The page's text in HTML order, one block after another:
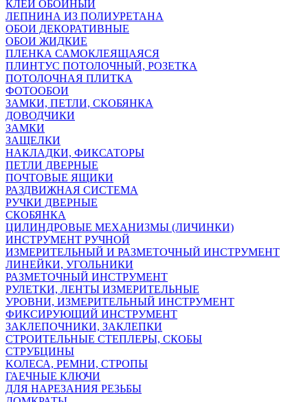
КЛЕЙ ОБОЙНЫЙ
ЛЕПНИНА ИЗ ПОЛИУРЕТАНА
ОБОИ ДЕКОРАТИВНЫЕ
ОБОИ ЖИДКИЕ
ПЛЕНКА САМОКЛЕЯЩАЯСЯ
ПЛИНТУС ПОТОЛОЧНЫЙ, РОЗЕТКА
ПОТОЛОЧНАЯ ПЛИТКА
ФОТООБОИ
ЗАМКИ, ПЕТЛИ, СКОБЯНКА
ДОВОДЧИКИ
ЗАМКИ
ЗАЩЕЛКИ
НАКЛАДКИ, ФИКСАТОРЫ
ПЕТЛИ ДВЕРНЫЕ
ПОЧТОВЫЕ ЯЩИКИ
РАЗДВИЖНАЯ СИСТЕМА
РУЧКИ ДВЕРНЫЕ
СКОБЯНКА
ЦИЛИНДРОВЫЕ МЕХАНИЗМЫ (ЛИЧИНКИ)
ИНСТРУМЕНТ РУЧНОЙ
ИЗМЕРИТЕЛЬНЫЙ И РАЗМЕТОЧНЫЙ ИНСТРУМЕНТ
ЛИНЕЙКИ, УГОЛЬНИКИ
РАЗМЕТОЧНЫЙ ИНСТРУМЕНТ
РУЛЕТКИ, ЛЕНТЫ ИЗМЕРИТЕЛЬНЫЕ
УРОВНИ, ИЗМЕРИТЕЛЬНЫЙ ИНСТРУМЕНТ
ФИКСИРУЮЩИЙ ИНСТРУМЕНТ
ЗАКЛЕПОЧНИКИ, ЗАКЛЕПКИ
СТРОИТЕЛЬНЫЕ СТЕПЛЕРЫ, СКОБЫ
СТРУБЦИНЫ
KОЛЕСА, РЕМНИ, СТРОПЫ
ГАЕЧНЫЕ КЛЮЧИ
ДЛЯ НАРЕЗАНИЯ РЕЗЬБЫ